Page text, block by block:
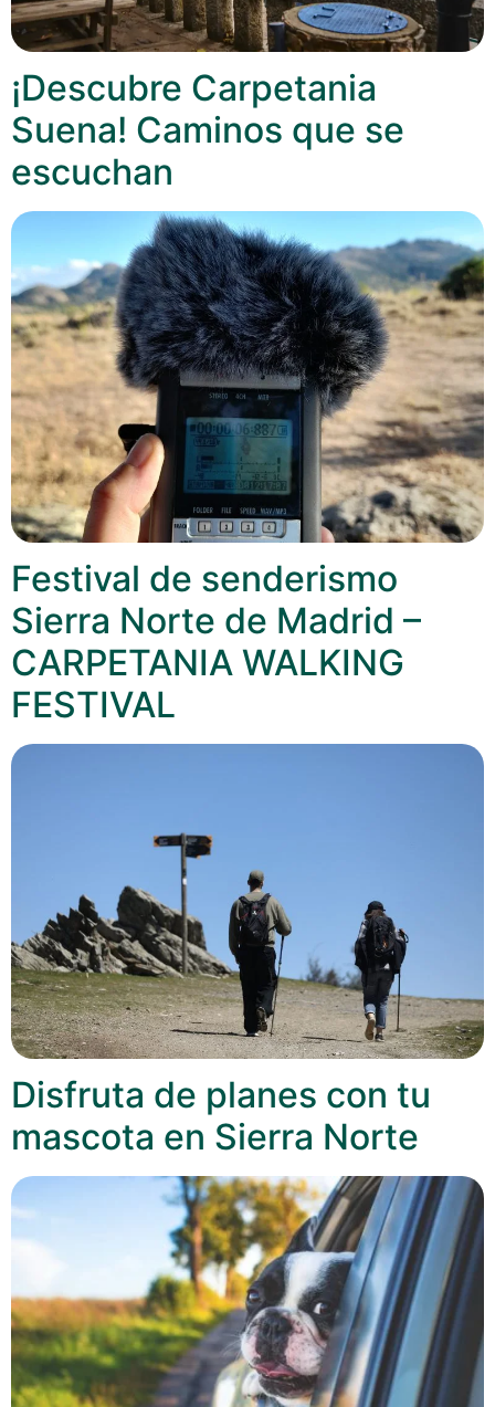
¡Descubre Carpetania
Suena! Caminos que se
escuchan
Festival de senderismo
Sierra Norte de Madrid –
CARPETANIA WALKING
FESTIVAL
Disfruta de planes con tu
mascota en Sierra Norte